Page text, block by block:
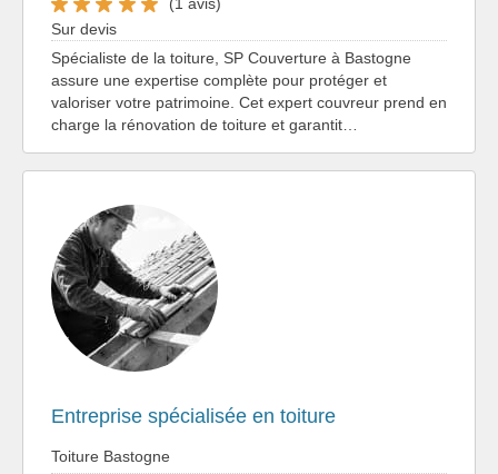
Sur devis
Spécialiste de la toiture, SP Couverture à Bastogne
assure une expertise complète pour protéger et
valoriser votre patrimoine. Cet expert couvreur prend en
charge la rénovation de toiture et garantit…
Entreprise spécialisée en toiture
Toiture Bastogne